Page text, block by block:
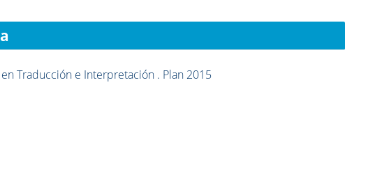
Traducción e Interpretación . Plan 2015